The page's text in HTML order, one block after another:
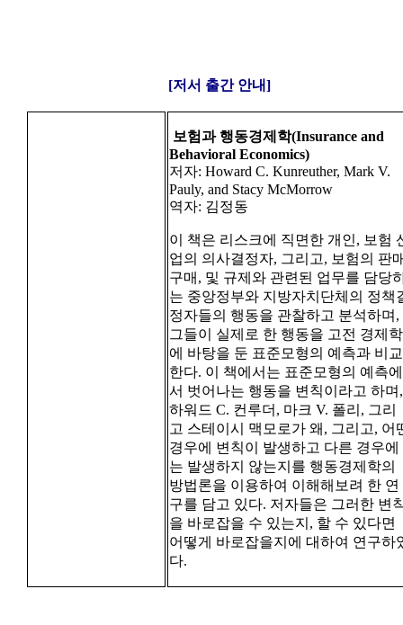
[저서 출간 안내]
보험과 행동경제학(Insurance and
Behavioral Economics)
저자: Howard C. Kunreuther, Mark V.
Pauly, and Stacy McMorrow
역자: 김정동
이 책은 리스크에 직면한 개인, 보험
업의 의사결정자, 그리고, 보험의 판
구매, 및 규제와 관련된 업무를 담당
는 중앙정부와 지방자치단체의 정책
정자들의 행동을 관찰하고 분석하며,
그들이 실제로 한 행동을 고전 경제학
에 바탕을 둔 표준모형의 예측과 비교
한다. 이 책에서는 표준모형의 예측에
서 벗어나는 행동을 변칙이라고 하며,
하워드 C. 컨루더, 마크 V. 폴리, 그리
고 스테이시 맥모로가 왜, 그리고, 어
경우에 변칙이 발생하고 다른 경우에
는 발생하지 않는지를 행동경제학의
방법론을 이용하여 이해해보려 한 연
구를 담고 있다. 저자들은 그러한 변
을 바로잡을 수 있는지, 할 수 있다면
어떻게 바로잡을지에 대하여 연구하
다.